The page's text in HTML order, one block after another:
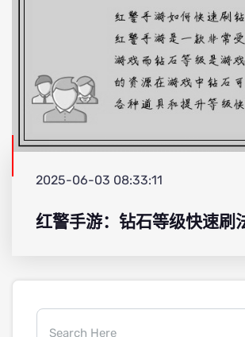
2025-06-03 08:33:11
红警手游：钻石等级快速刷